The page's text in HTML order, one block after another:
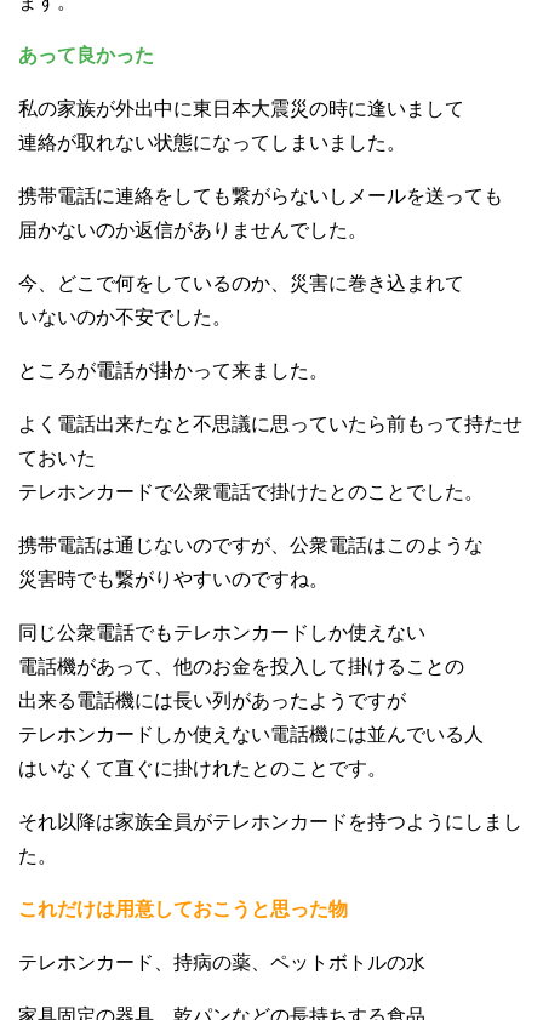
あって良かった
私の家族が外出中に東日本大震災の時に逢いまして
連絡が取れない状態になってしまいました。
携帯電話に連絡をしても繋がらないしメールを送っても
届かないのか返信がありませんでした。
今、どこで何をしているのか、災害に巻き込まれて
いないのか不安でした。
ところが電話が掛かって来ました。
よく電話出来たなと不思議に思っていたら前もって持たせ
ておいた
テレホンカードで公衆電話で掛けたとのことでした。
携帯電話は通じないのですが、公衆電話はこのような
災害時でも繋がりやすいのですね。
同じ公衆電話でもテレホンカードしか使えない
電話機があって、他のお金を投入して掛けることの
出来る電話機には長い列があったようですが
テレホンカードしか使えない電話機には並んでいる人
はいなくて直ぐに掛けれたとのことです。
それ以降は家族全員がテレホンカードを持つようにしまし
た。
これだけは用意しておこうと思った物
テレホンカード、持病の薬、ペットボトルの水
家具固定の器具、乾パンなどの長持ちする食品